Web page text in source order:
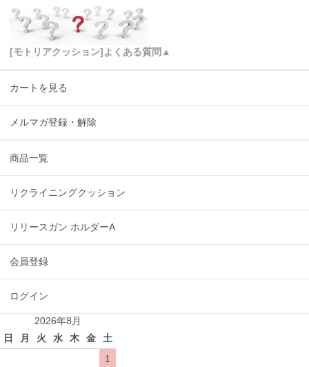
[モトリアクッション]よくある質問▲
カートを見る
メルマガ登録・解除
商品一覧
リクライニングクッション
リリースガン ホルダーA
会員登録
ログイン
2026年8月
日
月 火 水 木 金
土
1